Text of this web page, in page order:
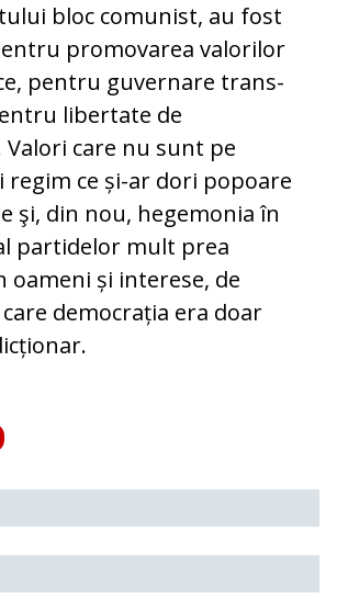
bloc comunist, au fost
promovarea valorilor
pentru guvernare trans­
libertate de
care nu sunt pe
regim ce și-ar dori popoare
şi, din nou, hegemonia în
partidelor mult prea
oameni și interese, de
democrația era doar